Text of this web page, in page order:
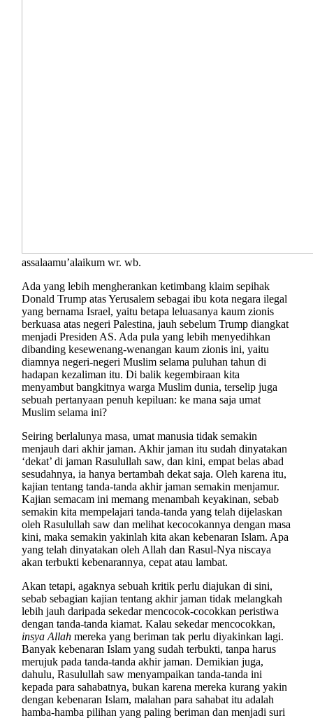
assalaamu’alaikum wr. wb.
Ada yang lebih mengherankan ketimbang klaim sepihak
Donald Trump atas Yerusalem sebagai ibu kota negara ilegal
yang bernama Israel, yaitu betapa leluasanya kaum zionis
berkuasa atas negeri Palestina, jauh sebelum Trump diangkat
menjadi Presiden AS. Ada pula yang lebih menyedihkan
dibanding kesewenang-wenangan kaum zionis ini, yaitu
diamnya negeri-negeri Muslim selama puluhan tahun di
hadapan kezaliman itu. Di balik kegembiraan kita
menyambut bangkitnya warga Muslim dunia, terselip juga
sebuah pertanyaan penuh kepiluan: ke mana saja umat
Muslim selama ini?
Seiring berlalunya masa, umat manusia tidak semakin
menjauh dari akhir jaman. Akhir jaman itu sudah dinyatakan
‘dekat’ di jaman Rasulullah saw, dan kini, empat belas abad
sesudahnya, ia hanya bertambah dekat saja. Oleh karena itu,
kajian tentang tanda-tanda akhir jaman semakin menjamur.
Kajian semacam ini memang menambah keyakinan, sebab
semakin kita mempelajari tanda-tanda yang telah dijelaskan
oleh Rasulullah saw dan melihat kecocokannya dengan masa
kini, maka semakin yakinlah kita akan kebenaran Islam. Apa
yang telah dinyatakan oleh Allah dan Rasul-Nya niscaya
akan terbukti kebenarannya, cepat atau lambat.
Akan tetapi, agaknya sebuah kritik perlu diajukan di sini,
sebab sebagian kajian tentang akhir jaman tidak melangkah
lebih jauh daripada sekedar mencocok-cocokkan peristiwa
dengan tanda-tanda kiamat. Kalau sekedar mencocokkan,
insya Allah mereka yang beriman tak perlu diyakinkan lagi.
Banyak kebenaran Islam yang sudah terbukti, tanpa harus
merujuk pada tanda-tanda akhir jaman. Demikian juga,
dahulu, Rasulullah saw menyampaikan tanda-tanda ini
kepada para sahabatnya, bukan karena mereka kurang yakin
dengan kebenaran Islam, malahan para sahabat itu adalah
hamba-hamba pilihan yang paling beriman dan menjadi suri